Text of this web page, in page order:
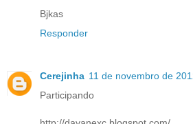
Bjkas
Responder
Cerejinha 11 de novembro de
Participando